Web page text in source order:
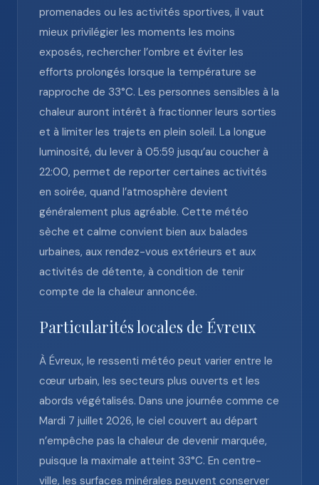
promenades ou les activités sportives, il vaut
mieux privilégier les moments les moins
exposés, rechercher l’ombre et éviter les
efforts prolongés lorsque la température se
rapproche de 33°C. Les personnes sensibles à la
chaleur auront intérêt à fractionner leurs sorties
et à limiter les trajets en plein soleil. La longue
luminosité, du lever à 05:59 jusqu’au coucher à
22:00, permet de reporter certaines activités
en soirée, quand l’atmosphère devient
généralement plus agréable. Cette météo
sèche et calme convient bien aux balades
urbaines, aux rendez-vous extérieurs et aux
activités de détente, à condition de tenir
compte de la chaleur annoncée.
Particularités locales de Évreux
À Évreux, le ressenti météo peut varier entre le
cœur urbain, les secteurs plus ouverts et les
abords végétalisés. Dans une journée comme ce
Mardi 7 juillet 2026, le ciel couvert au départ
n’empêche pas la chaleur de devenir marquée,
puisque la maximale atteint 33°C. En centre-
ville, les surfaces minérales peuvent conserver